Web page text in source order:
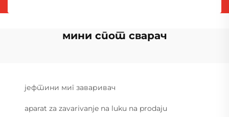
мини спот сварач
јефтини миг заваривач
aparat za zavarivanje na luku na prodaju